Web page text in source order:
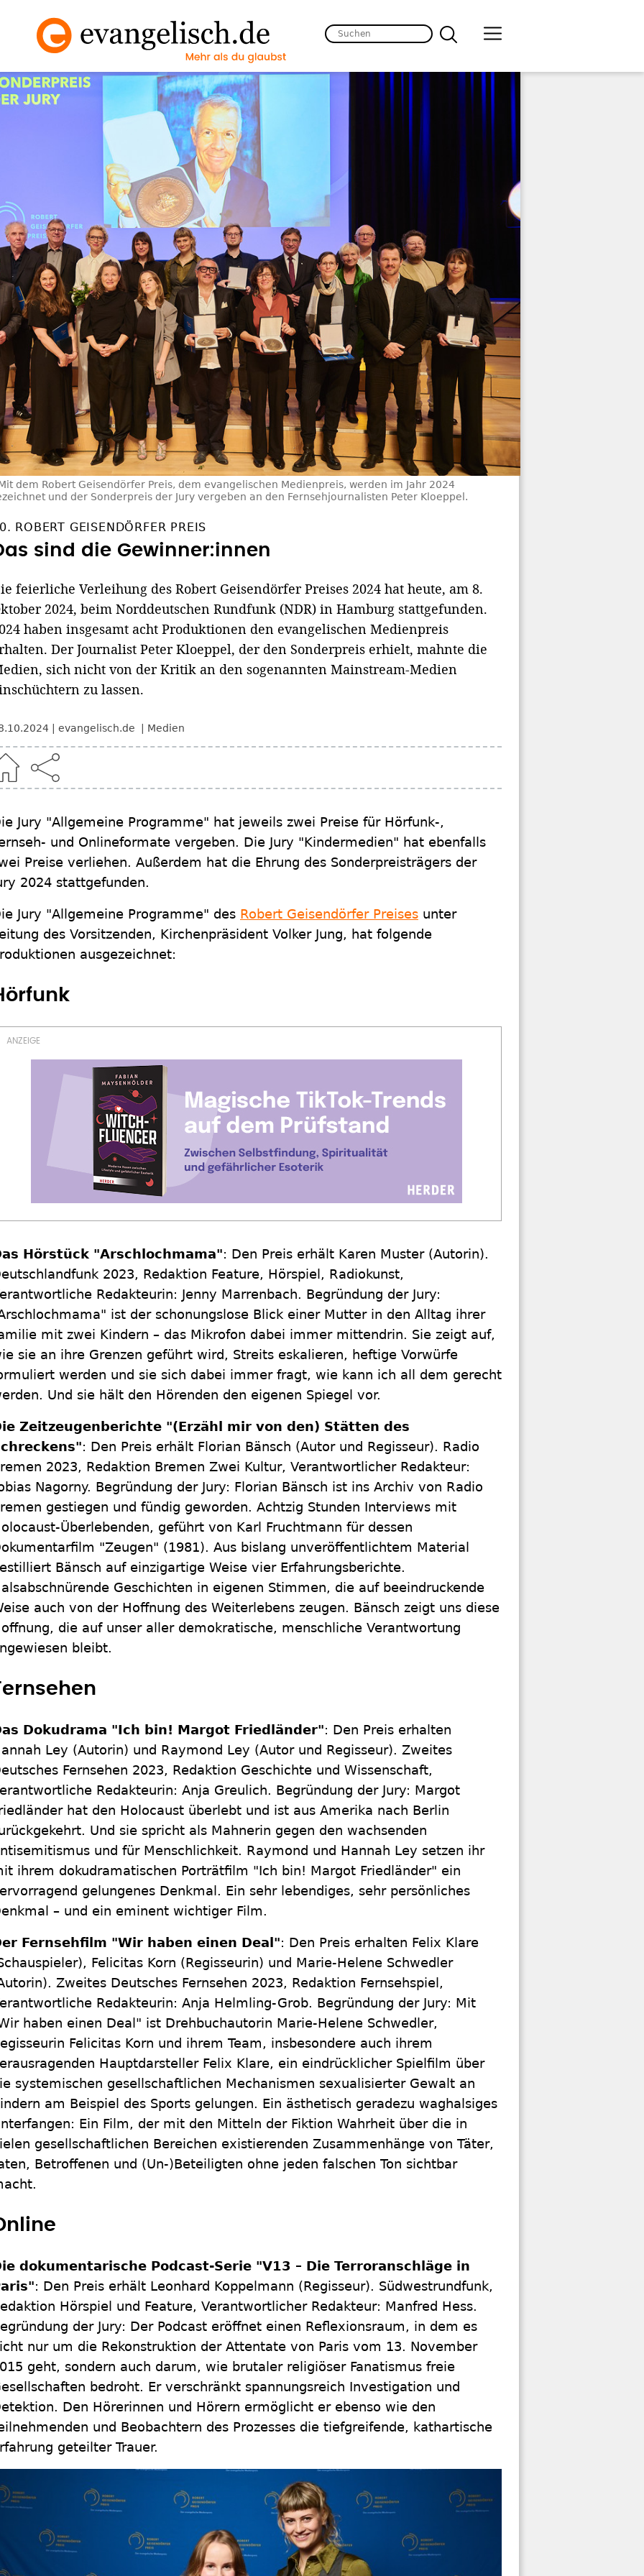
dem Robert Geisendörfer Preis, dem evangelischen Medienpreis, werden im Jahr 2024
und der Sonderpreis der Jury vergeben an den Fernsehjournalisten Peter Kloeppel.
ROBERT GEISENDÖRFER PREIS
sind die Gewinner:innen
feierliche Verleihung des Robert Geisendörfer Preises 2024 hat heute, am 8.
2024, beim Norddeutschen Rundfunk (NDR) in Hamburg stattgefunden.
haben insgesamt acht Produktionen den evangelischen Medienpreis
Der Journalist Peter Kloeppel, der den Sonderpreis erhielt, mahnte die
sich nicht von der Kritik an den sogenannten Mainstream-Medien
zu lassen.
evangelisch.de Medien
Jury "Allgemeine Programme" hat jeweils zwei Preise für Hörfunk-,
und Onlineformate vergeben. Die Jury "Kindermedien" hat ebenfalls
Preise verliehen. Außerdem hat die Ehrung des Sonderpreisträgers der
2024 stattgefunden.
Jury "Allgemeine Programme" des Robert Geisendörfer Preises unter
des Vorsitzenden, Kirchenpräsident Volker Jung, hat folgende
ausgezeichnet:
Hörstück "Arschlochmama": Den Preis erhält Karen Muster (Autorin).
2023, Redaktion Feature, Hörspiel, Radiokunst,
Redakteurin: Jenny Marrenbach. Begründung der Jury:
ist der schonungslose Blick einer Mutter in den Alltag ihrer
mit zwei Kindern – das Mikrofon dabei immer mittendrin. Sie zeigt auf,
sie an ihre Grenzen geführt wird, Streits eskalieren, heftige Vorwürfe
werden und sie sich dabei immer fragt, wie kann ich all dem gerecht
Und sie hält den Hörenden den eigenen Spiegel vor.
Zeitzeugenberichte "(Erzähl mir von den) Stätten des
: Den Preis erhält Florian Bänsch (Autor und Regisseur). Radio
2023, Redaktion Bremen Zwei Kultur, Verantwortlicher Redakteur:
Nagorny. Begründung der Jury: Florian Bänsch ist ins Archiv von Radio
gestiegen und fündig geworden. Achtzig Stunden Interviews mit
Überlebenden, geführt von Karl Fruchtmann für dessen
"Zeugen" (1981). Aus bislang unveröffentlichtem Material
Bänsch auf einzigartige Weise vier Erfahrungsberichte.
Geschichten in eigenen Stimmen, die auf beeindruckende
auch von der Hoffnung des Weiterlebens zeugen. Bänsch zeigt uns diese
die auf unser aller demokratische, menschliche Verantwortung
bleibt.
Dokudrama "Ich bin! Margot Friedländer": Den Preis erhalten
Ley (Autorin) und Raymond Ley (Autor und Regisseur). Zweites
Fernsehen 2023, Redaktion Geschichte und Wissenschaft,
Redakteurin: Anja Greulich. Begründung der Jury: Margot
hat den Holocaust überlebt und ist aus Amerika nach Berlin
Und sie spricht als Mahnerin gegen den wachsenden
und für Menschlichkeit. Raymond und Hannah Ley setzen ihr
ihrem dokudramatischen Porträtfilm "Ich bin! Margot Friedländer" ein
gelungenes Denkmal. Ein sehr lebendiges, sehr persönliches
– und ein eminent wichtiger Film.
Fernsehfilm "Wir haben einen Deal": Den Preis erhalten Felix Klare
Felicitas Korn (Regisseurin) und Marie-Helene Schwedler
Zweites Deutsches Fernsehen 2023, Redaktion Fernsehspiel,
Redakteurin: Anja Helmling-Grob. Begründung der Jury: Mit
haben einen Deal" ist Drehbuchautorin Marie-Helene Schwedler,
Felicitas Korn und ihrem Team, insbesondere auch ihrem
Hauptdarsteller Felix Klare, ein eindrücklicher Spielfilm über
systemischen gesellschaftlichen Mechanismen sexualisierter Gewalt an
am Beispiel des Sports gelungen. Ein ästhetisch geradezu waghalsiges
Ein Film, der mit den Mitteln der Fiktion Wahrheit über die in
gesellschaftlichen Bereichen existierenden Zusammenhänge von Täter,
Betroffenen und (Un-)Beteiligten ohne jeden falschen Ton sichtbar
dokumentarische Podcast-Serie "V13 – Die Terroranschläge in
: Den Preis erhält Leonhard Koppelmann (Regisseur). Südwestrundfunk,
Hörspiel und Feature, Verantwortlicher Redakteur: Manfred Hess.
der Jury: Der Podcast eröffnet einen Reflexionsraum, in dem es
nur um die Rekonstruktion der Attentate von Paris vom 13. November
geht, sondern auch darum, wie brutaler religiöser Fanatismus freie
bedroht. Er verschränkt spannungsreich Investigation und
Den Hörerinnen und Hörern ermöglicht er ebenso wie den
und Beobachtern des Prozesses die tiefgreifende, kathartische
geteilter Trauer.